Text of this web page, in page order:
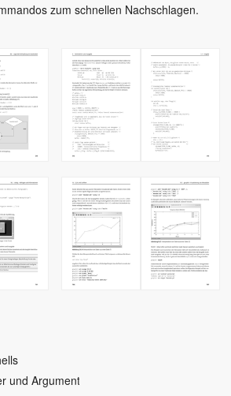
zum schnellen Nachschlagen.
und Argumente